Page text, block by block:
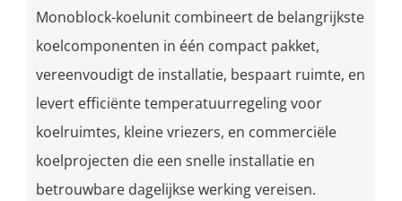
Monoblock-koelunit combineert de belangrijkste
koelcomponenten in één compact pakket,
vereenvoudigt de installatie, bespaart ruimte, en
levert efficiënte temperatuurregeling voor
koelruimtes, kleine vriezers, en commerciële
koelprojecten die een snelle installatie en
betrouwbare dagelijkse werking vereisen.